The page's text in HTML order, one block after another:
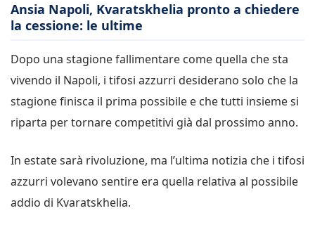
Ansia Napoli, Kvaratskhelia pronto a chiedere
la cessione: le ultime
Dopo una stagione fallimentare come quella che sta
vivendo il Napoli, i tifosi azzurri desiderano solo che la
stagione finisca il prima possibile e che tutti insieme si
riparta per tornare competitivi già dal prossimo anno.
In estate sarà rivoluzione, ma l’ultima notizia che i tifosi
azzurri volevano sentire era quella relativa al possibile
addio di Kvaratskhelia.